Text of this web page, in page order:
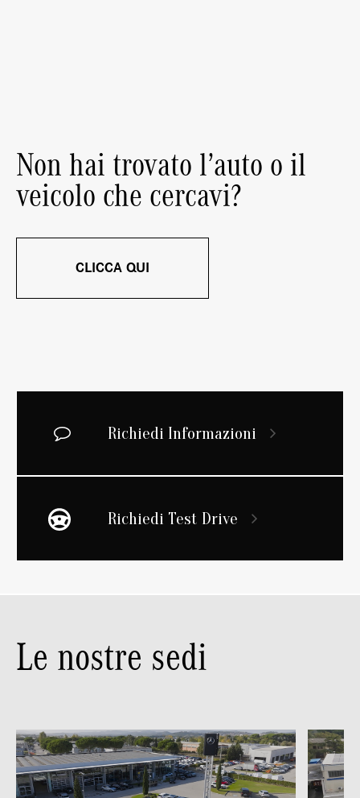
Non hai trovato l’auto o il
veicolo che cercavi?
CLICCA QUI
Richiedi Informazioni
Richiedi Test Drive
Le nostre sedi